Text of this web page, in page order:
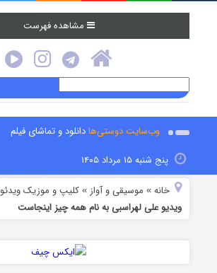
مشاهده فهرست
وب‌سایت دوستی‌هادانلود و تماشای فیلم
پنج شنبه ۱۵ مرداد ۱۴۰۵
خانه » موسیقی و آواز »کلیپ و موزیک ویدئو
ویدیو علی لهراسبی به نام همه چیز اینجاست